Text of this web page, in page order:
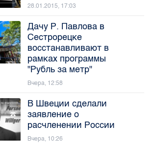
28.01.2015, 17:03
Дачу Р. Павлова в
Сестрорецке
восстанавливают в
рамках программы
"Рубль за метр"
Вчера, 12:58
В Швеции сделали
заявление о
расчленении России
Вчера, 10:26